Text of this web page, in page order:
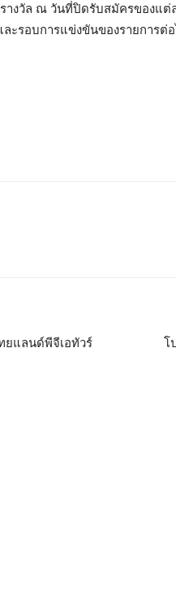
างวัล ณ วันที่ปิดรับสมัครของแต่
ะรอบการแข่งขันของรายการ
ยแลนด์พีจีเอทัวร์
โ